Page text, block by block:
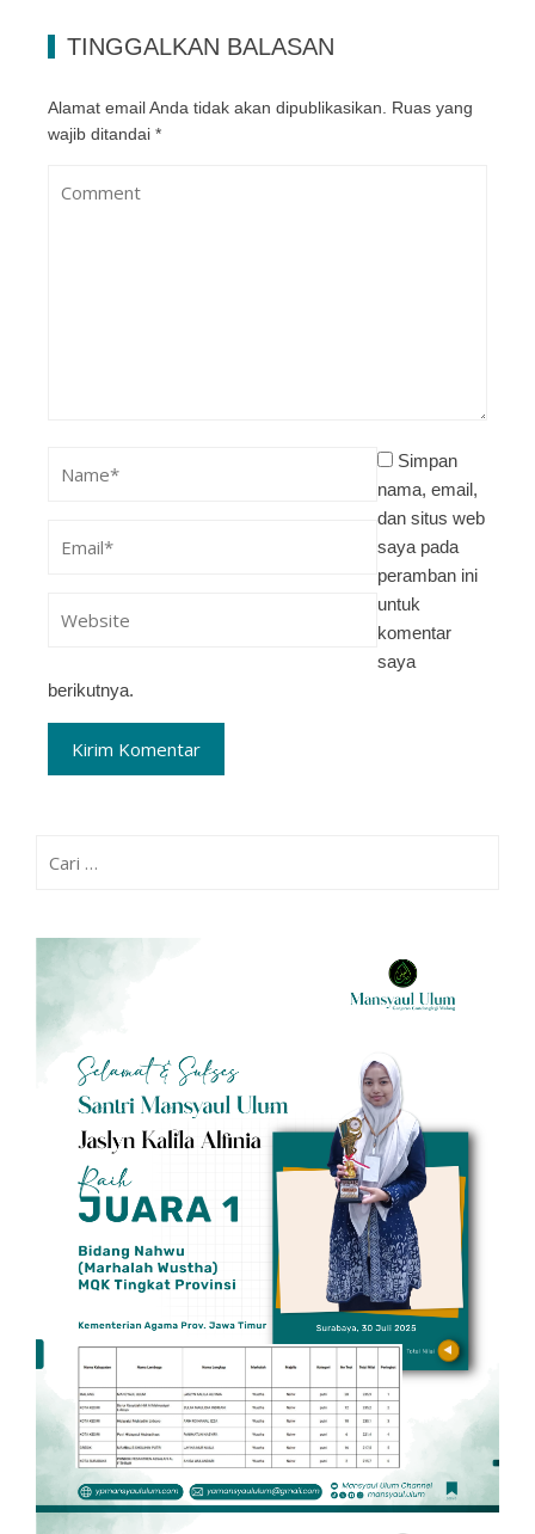
TINGGALKAN BALASAN
Alamat email Anda tidak akan dipublikasikan. Ruas yang
wajib ditandai *
Simpan
nama, email,
dan situs web
saya pada
peramban ini
untuk
komentar
saya
berikutnya.
untuk: